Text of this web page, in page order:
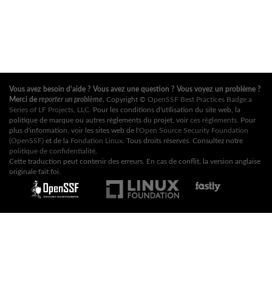
Vous avez besoin d'aide ? Vous avez une question ? Vous voyez un problème ?
Merci de reporter un problème. Copyright © OpenSSF Best Practices Badge a
Series of LF Projects, LLC . Pour les conditions d'utilisation du site web, la
politique de marque ou autres règlements du projet, voir ces règlements . Pour
plus d'information, voir les sites web de l'Open Source Security Foundation
(OpenSSF) et de la Fondation Linux . Tous droits réservés. Consultez notre
politique de confidentialité
Cette traduction peut contenir des erreurs. En cas de conflit, la version anglaise
originale fait foi.